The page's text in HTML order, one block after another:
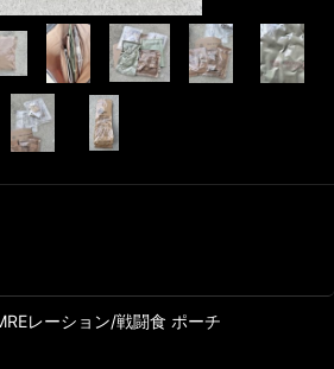
レーション/戦闘食 ポーチ